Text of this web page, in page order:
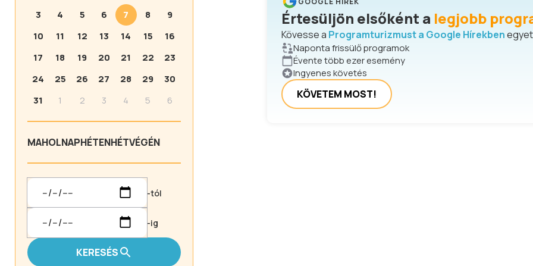
3
4 5 6 7 8
9
10
11 12 13 14 15
16
17
18 19 20 21 22
23
24
25 26 27 28 29
30
31
1 2 3 4 5 6
MAHOLNAPHÉTENHÉTVÉGÉN
-tól
-ig
KERESÉS
Értesüljön elsőként a legjobb
Kövesse a Programturizmust a Google Hírekben
Naponta frissülő programok
Évente több ezer esemény
Ingyenes követés
KÖVETEM MOST!